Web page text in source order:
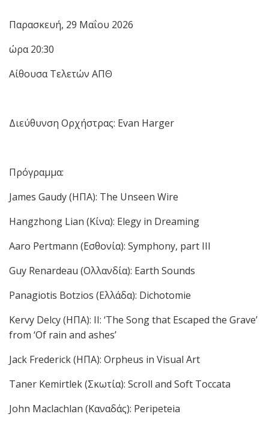
Παρασκευή, 29 Μαΐου 2026
ώρα 20:30
Αίθουσα Τελετών ΑΠΘ
Διεύθυνση Ορχήστρας: Evan Harger
Πρόγραμμα:
James Gaudy (ΗΠΑ): The Unseen Wire
Hangzhong Lian (Κίνα): Elegy in Dreaming
Aaro Pertmann (Εσθονία): Symphony, part III
Guy Renardeau (Ολλανδία): Earth Sounds
Panagiotis Botzios (Ελλάδα): Dichotomie
Kervy Delcy (ΗΠΑ): II: ‘The Song that Escaped the Grave’
from ‘Of rain and ashes’
Jack Frederick (ΗΠΑ): Orpheus in Visual Art
Taner Kemirtlek (Σκωτία): Scroll and Soft Toccata
John Maclachlan (Καναδάς): Peripeteia